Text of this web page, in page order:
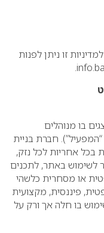
זו ניתן לפנות
בו מנוהלים
חברת בניית
בכל אחריות לכל נזק,
לשימוש באתר, לתכנים
או מסחרית כלשהי
פיננסית, מקצועית
בו חלה אך ורק על